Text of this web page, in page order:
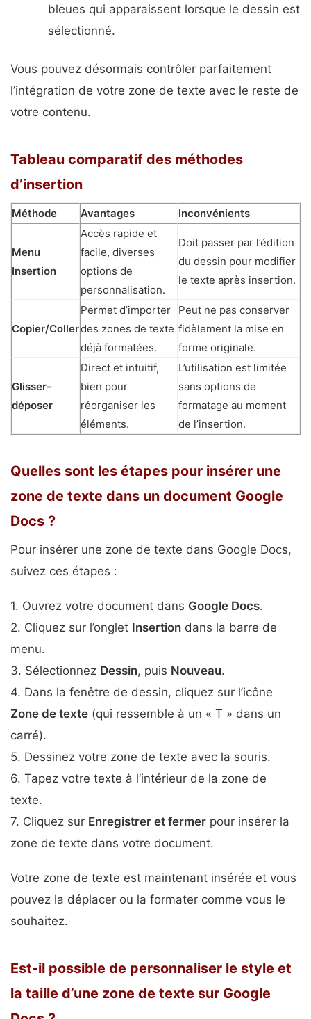
bleues qui apparaissent lorsque le dessin est
sélectionné.
Vous pouvez désormais contrôler parfaitement
l’intégration de votre zone de texte avec le reste de
votre contenu.
Tableau comparatif des méthodes
d’insertion
Méthode Avantages Inconvénients
Menu
Insertion
Accès rapide et
facile, diverses
options de
personnalisation.
Doit passer par l’édition
du dessin pour modifier
le texte après insertion.
Copier/Coller
Permet d’importer
des zones de texte
déjà formatées.
Peut ne pas conserver
fidèlement la mise en
forme originale.
Glisser-
déposer
Direct et intuitif,
bien pour
réorganiser les
éléments.
L’utilisation est limitée
sans options de
formatage au moment
de l’insertion.
Quelles sont les étapes pour insérer une
zone de texte dans un document Google
Docs ?
Pour insérer une zone de texte dans Google Docs,
suivez ces étapes :
1. Ouvrez votre document dans Google Docs.
2. Cliquez sur l’onglet Insertion dans la barre de
menu.
3. Sélectionnez Dessin, puis Nouveau.
4. Dans la fenêtre de dessin, cliquez sur l’icône
Zone de texte (qui ressemble à un « T » dans un
carré).
5. Dessinez votre zone de texte avec la souris.
6. Tapez votre texte à l’intérieur de la zone de
texte.
7. Cliquez sur Enregistrer et fermer pour insérer la
zone de texte dans votre document.
Votre zone de texte est maintenant insérée et vous
pouvez la déplacer ou la formater comme vous le
souhaitez.
Est-il possible de personnaliser le style et
la taille d’une zone de texte sur Google